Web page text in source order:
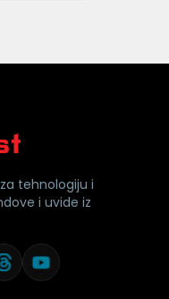
tehnologiju i
i uvide iz